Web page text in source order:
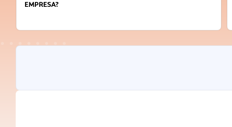
EMPRESA?